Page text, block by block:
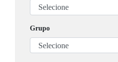
Grupo